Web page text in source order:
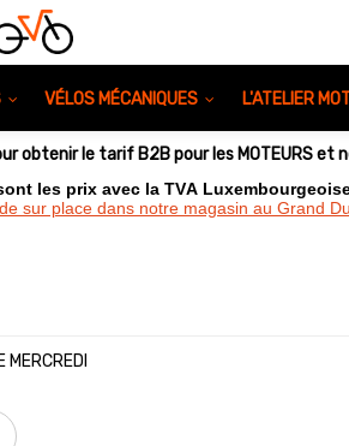
VÉLOS MÉCANIQUES L'ATELIER
le tarif B2B pour les MOTEURS et
les prix avec la TVA
sur place dans notre magasin au Grand
MERCREDI